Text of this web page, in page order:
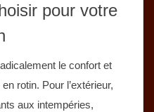
pour votre
le confort et
rotin. Pour l’extérieur,
aux intempéries,